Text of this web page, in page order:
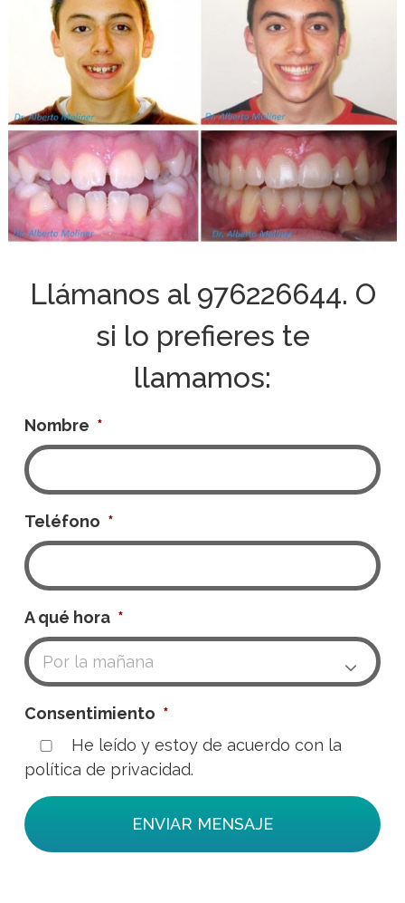
Llámanos al 976226644. O
si lo prefieres te
llamamos:
Nombre *
Teléfono *
A qué hora *

Consentimiento *
He leído y estoy de acuerdo con la
política de privacidad.